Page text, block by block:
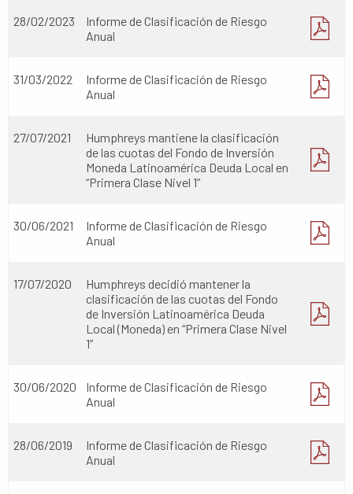
28/02/2023
Informe de Clasificación de Riesgo
Anual
31/03/2022
Informe de Clasificación de Riesgo
Anual
27/07/2021
Humphreys mantiene la clasificación
de las cuotas del Fondo de Inversión
Moneda Latinoamérica Deuda Local en
“Primera Clase Nivel 1”
30/06/2021
Informe de Clasificación de Riesgo
Anual
17/07/2020
Humphreys decidió mantener la
clasificación de las cuotas del Fondo
de Inversión Latinoamérica Deuda
Local (Moneda) en “Primera Clase Nivel
1”
30/06/2020
Informe de Clasificación de Riesgo
Anual
28/06/2019
Informe de Clasificación de Riesgo
Anual